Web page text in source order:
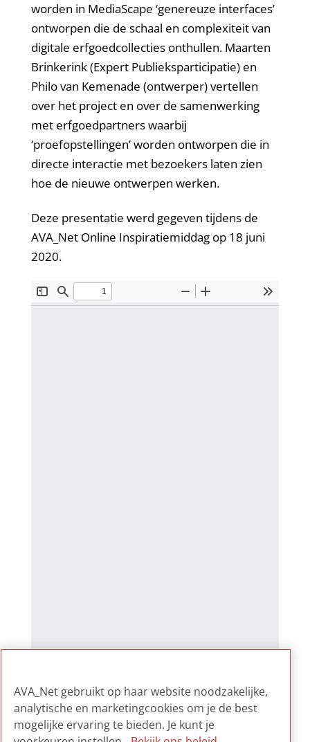
worden in MediaScape ‘genereuze interfaces’
ontworpen die de schaal en complexiteit van
digitale erfgoedcollecties onthullen. Maarten
Brinkerink (Expert Publieksparticipatie) en
Philo van Kemenade (ontwerper) vertellen
over het project en over de samenwerking
met erfgoedpartners waarbij
‘proefopstellingen’ worden ontworpen die in
directe interactie met bezoekers laten zien
hoe de nieuwe ontwerpen werken.
Deze presentatie werd gegeven tijdens de
AVA_Net Online Inspiratiemiddag op 18 juni
2020.
AVA_Net gebruikt op haar website noodzakelijke,
analytische en marketingcookies om je de best
mogelijke ervaring te bieden. Je kunt je